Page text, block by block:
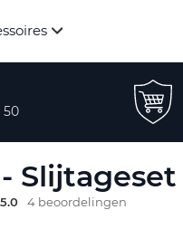
50
Slijtageset
5.0 4 beoordelingen